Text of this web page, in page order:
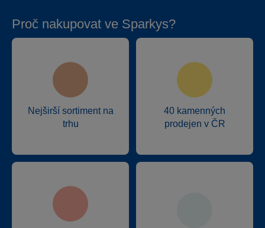
Proč nakupovat ve Sparkys?
Nejširší sortiment na
trhu
40 kamenných
prodejen v ČR